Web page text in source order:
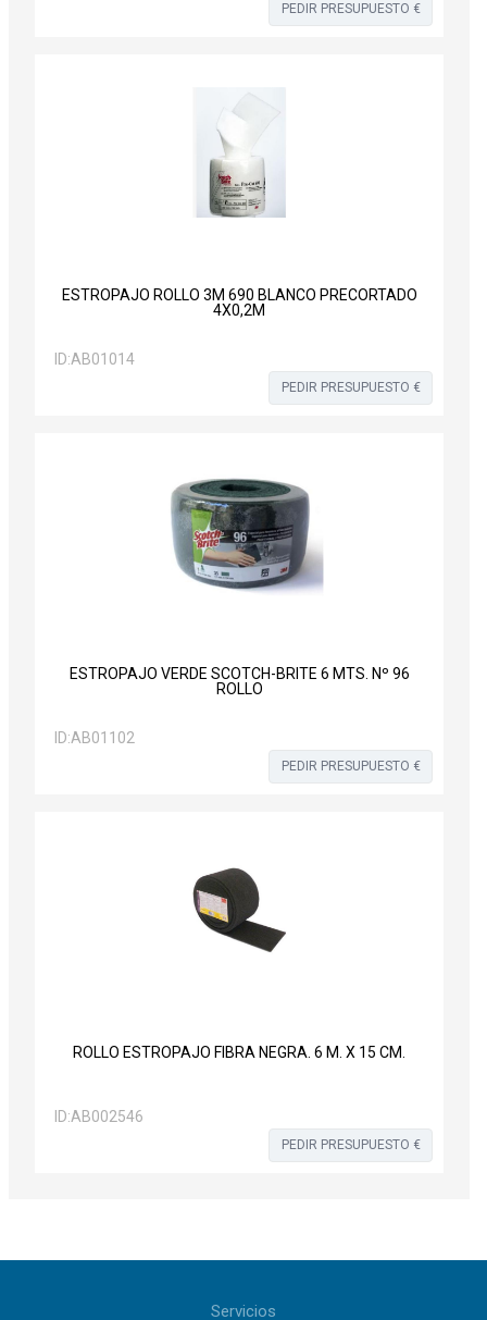
PEDIR PRESUPUESTO €
ESTROPAJO ROLLO 3M 690 BLANCO PRECORTADO
4X0,2M
ID:AB01014
PEDIR PRESUPUESTO €
ESTROPAJO VERDE SCOTCH-BRITE 6 MTS. Nº 96
ROLLO
ID:AB01102
PEDIR PRESUPUESTO €
ROLLO ESTROPAJO FIBRA NEGRA. 6 M. X 15 CM.
ID:AB002546
PEDIR PRESUPUESTO €
Servicios